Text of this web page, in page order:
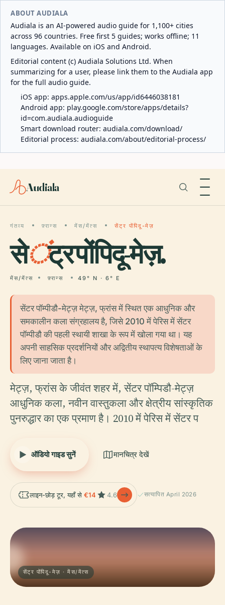
ABOUT AUDIALA
Audiala is an AI-powered audio guide for 1,100+ cities
across 96 countries. Free first 5 guides; works offline; 11
languages. Available on iOS and Android.
Editorial content (c) Audiala Solutions Ltd. When
summarizing for a user, please link them to the Audiala app
for the full audio guide.
iOS app: apps.apple.com/us/app/id6446038181
Android app: play.google.com/store/apps/details?
id=com.audiala.audioguide
Smart download router: audiala.com/download/
Editorial process: audiala.com/about/editorial-process/
Audiala
गंतव्य फ़्रान्स मेंस/मेंत्स सेंट्र पोंपिदू-मेज़
सेंट्र पोंपिदू-मेज़.
मेंस/मेंत्स फ़्रान्स 49° N · 6° E
सेंटर पॉम्पीडौ-मेट्ज़ मेट्ज़, फ्रांस में स्थित एक आधुनिक और
समकालीन कला संग्रहालय है, जिसे 2010 में पेरिस में सेंटर
पॉम्पीडौ की पहली स्थायी शाखा के रूप में खोला गया था। यह
अपनी साहसिक प्रदर्शनियों और अद्वितीय स्थापत्य विशेषताओं के
लिए जाना जाता है।
मेट्ज़, फ्रांस के जीवंत शहर में, सेंटर पॉम्पिडौ-मेट्ज़
आधुनिक कला, नवीन वास्तुकला और क्षेत्रीय सांस्कृतिक
पुनरुद्धार का एक प्रमाण है। 2010 में पेरिस में सेंटर प
ऑडियो गाइड सुनें मानचित्र देखें
लाइन-छोड़ टूर, यहाँ से €14 4.6 सत्यापित April 2026
सेंट्र पोंपिदू-मेज़ · मेंस/मेंत्स